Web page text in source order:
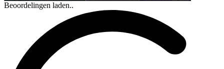
Beoordelingen laden..